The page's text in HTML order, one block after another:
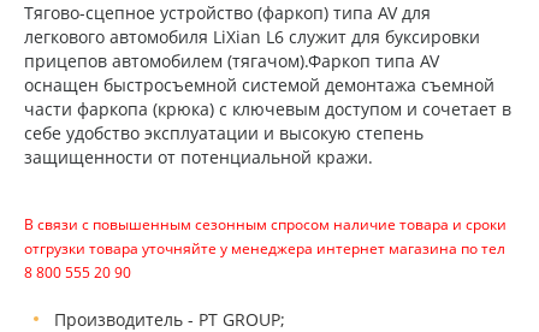
Тягово-сцепное устройство (фаркоп) типа AV для
легкового автомобиля LiXian L6 служит для буксировки
прицепов автомобилем (тягачом).Фаркоп типа AV
оснащен быстросъемной системой демонтажа съемной
части фаркопа (крюка) с ключевым доступом и сочетает в
себе удобство эксплуатации и высокую степень
защищенности от потенциальной кражи.
В связи с повышенным сезонным спросом наличие товара и сроки
отгрузки товара уточняйте у менеджера интернет магазина по тел
8 800 555 20 90
Производитель - PT GROUP;